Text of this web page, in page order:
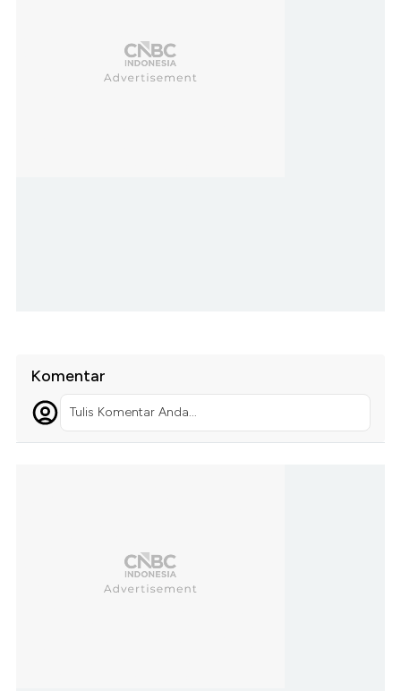
Komentar
Tulis Komentar Anda...